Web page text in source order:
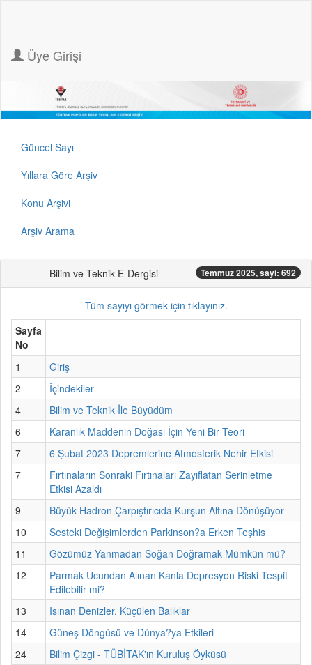
Üye Girişi
Güncel Sayı
Yıllara Göre Arşiv
Konu Arşivi
Arşiv Arama
Bilim ve Teknik E-Dergisi Temmuz 2025, sayi: 692
Tüm sayıyı görmek için tıklayınız.
Sayfa
No
1
Giriş
2
İçindekiler
4
Bilim ve Teknik İle Büyüdüm
6
Karanlık Maddenin Doğası İçin Yeni Bir Teori
7
6 Şubat 2023 Depremlerine Atmosferik Nehir Etkisi
7
Fırtınaların Sonraki Fırtınaları Zayıflatan Serinletme
Etkisi Azaldı
9
Büyük Hadron Çarpıştırıcıda Kurşun Altına Dönüşüyor
10
Sesteki Değişimlerden Parkinson?a Erken Teşhis
11
Gözümüz Yanmadan Soğan Doğramak Mümkün mü?
12
Parmak Ucundan Alınan Kanla Depresyon Riski Tespit
Edilebilir mi?
13
Isınan Denizler, Küçülen Balıklar
14
Güneş Döngüsü ve Dünya?ya Etkileri
24
Bilim Çizgi - TÜBİTAK'ın Kuruluş Öyküsü